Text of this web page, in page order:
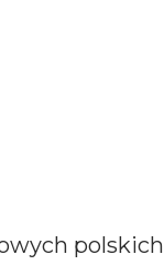
polskich